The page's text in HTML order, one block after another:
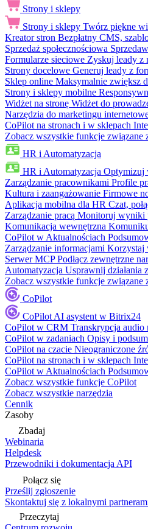
Strony i sklepy
Strony i sklepy Twórz piękne
Kreator stron Bezpłatny CMS,
Sprzedaż społecznościowa
Formularze sieciowe Zyskuj leady z
Strony docelowe Generuj leady z
Sklep online Maksymalnie zwiększ
Strony i sklepy mobilne
Widżet na stronę Widżet do
Narzędzia do marketingu
CoPilot na stronach i w sklepach
Zobacz wszystkie funkcje związane
HR i Automatyzacja
HR i Automatyzacja Optymizuj
Zarządzanie pracownikami Profile
Kultura i zaangażowanie Firmowe
Aplikacja mobilna dla HR Czat,
Zarządzanie pracą Monitoruj wyniki
Komunikacja wewnętrzna
CoPilot w Aktualnościach
Zarządzanie informacjami Korzystaj
Serwer MCP Podłącz zewnętrzne
Automatyzacja Usprawnij działania
Zobacz wszystkie funkcje związane
CoPilot
CoPilot AI asystent w Bitrix24
CoPilot w CRM Transkrypcja audio
CoPilot w zadaniach Opisy i
CoPilot na czacie Nieograniczone
CoPilot na stronach i w sklepach
CoPilot w Aktualnościach
Zobacz wszystkie funkcje CoPilot
Zobacz wszystkie narzędzia
Cennik
Zasoby
Zbadaj
Webinaria
Helpdesk
Przewodniki i dokumentacja API
Połącz się
Prześlij zgłoszenie
Skontaktuj się z lokalnymi
Przeczytaj